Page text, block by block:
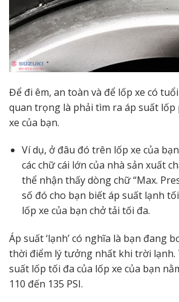
Để đi êm, an toàn và để lốp xe có
quan trọng là phải tìm ra áp suất lốp
xe của bạn.
Ví dụ, ở đâu đó trên lốp xe của
các chữ cái lớn của nhà sản xuất
thể nhận thấy dòng chữ “Max.
số đó cho bạn biết áp suất lạnh tối
lốp xe của bạn chở tải tối đa.
Áp suất ‘lạnh’ có nghĩa là bạn đang
thời điểm lý tưởng nhất khi trời
suất lốp tối đa của lốp xe của bạn
110 đến 135 PSI.